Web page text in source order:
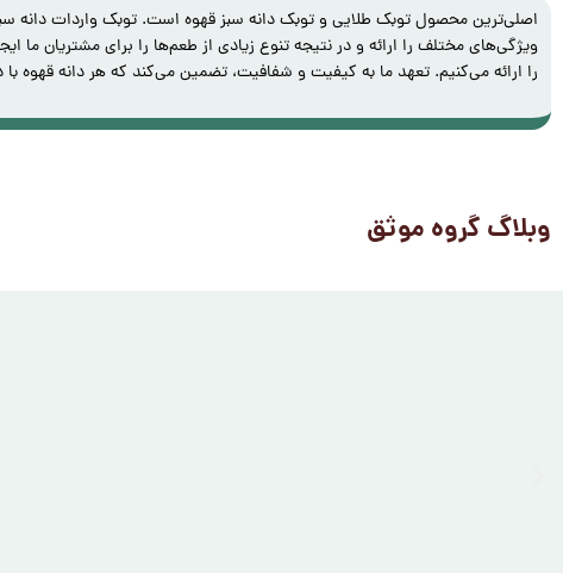
ویژگی‌های مختلف را ارائه و در نتیجه تنوع زیادی از طعم‌ها را برای مشتریان
را ارائه می‌کنیم. تعهد ما به کیفیت و شفافیت، تضمین می‌کند که هر دانه‌ قهوه
وبلاگ گروه موثق